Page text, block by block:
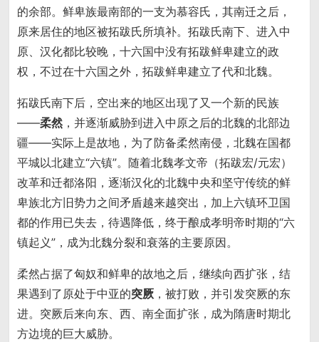
的余部。鲜卑族最南部的一支为慕容氏，其南迁之后，
原来居住的地区被拓跋氏所填补。拓跋氏南下、进入中
原、汉化都比较晚，十六国中没有拓跋鲜卑建立的政
权，不过在十六国之外，拓跋鲜卑建立了代和北魏。
拓跋氏南下后，空出来的地区出现了又一个新的民族
——柔然 ，并逐渐威胁到进入中原之后的北魏的北部边
疆——实际上是故地，为了防备柔然南侵，北魏在国都
平城以北建立“六镇”。随着北魏孝文帝（拓跋宏/元宏）
改革和迁都洛阳，逐渐汉化的北魏中央和坚守传统的鲜
卑族北方旧势力之间矛盾越来越突出，加上六镇环卫国
都的作用已失去，待遇降低，终于酿成孝明帝时期的“六
镇起义”，成为北魏分裂和衰落的主要原因。
柔然占据了匈奴和鲜卑的故地之后，继续向西扩张，结
果遇到了原处于中亚的突厥 ，被打败，并引发突厥的东
进。突厥后来向东、西、南全面扩张，成为隋唐时期北
方边境的巨大威胁。